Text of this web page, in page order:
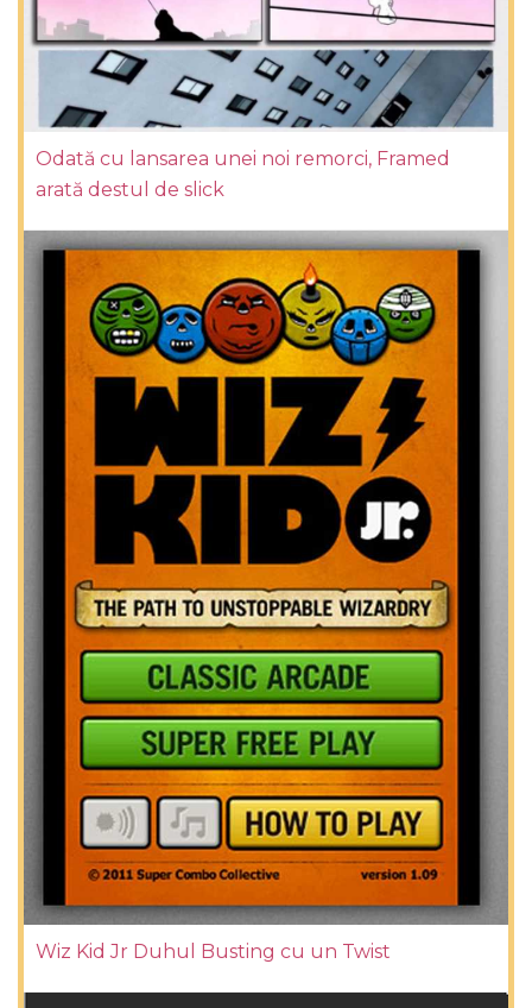
Odată cu lansarea unei noi remorci, Framed
arată destul de slick
Wiz Kid Jr Duhul Busting cu un Twist